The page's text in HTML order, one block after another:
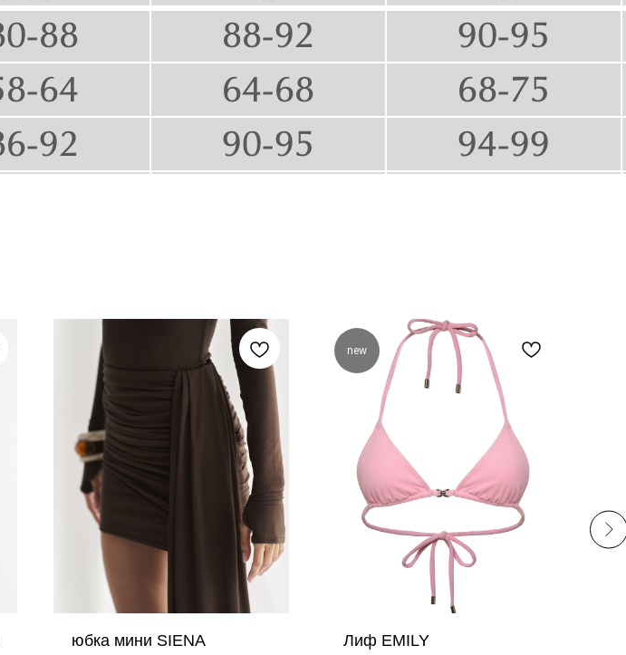
юбка мини SIENA
new
Лиф EMILY